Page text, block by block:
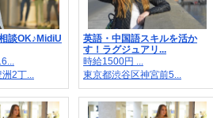
談OK♪MidiU
2丁...
英語・中国語スキルを活か
す！ラグジュアリ...
時給1500円 ...
東京都渋谷区神宮前5...